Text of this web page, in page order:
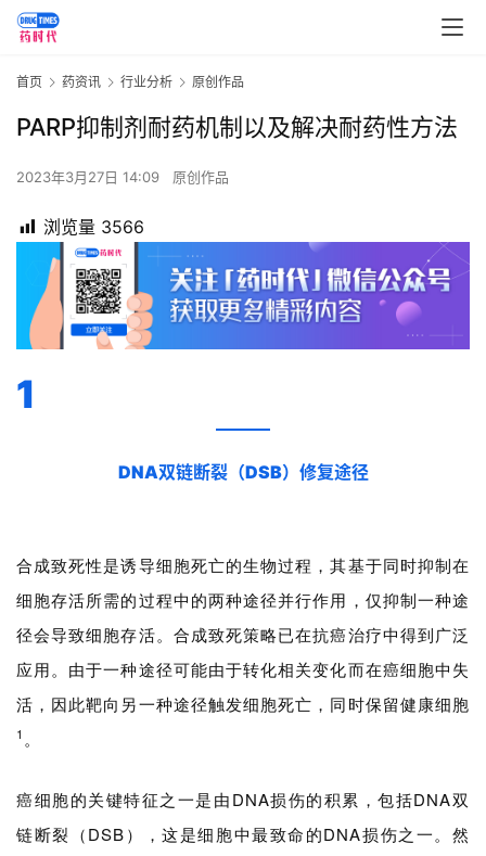
首页 药资讯 行业分析 原创作品
PARP抑制剂耐药机制以及解决耐药性方法
2023年3月27日 14:09 原创作品
浏览量 3566
1
DNA双链断裂（DSB）修复途径
合成致死性是诱导细胞死亡的生物过程，其基于同时抑制在
细胞存活所需的过程中的两种途径并行作用，仅抑制一种途
径会导致细胞存活。合成致死策略已在抗癌治疗中得到广泛
应用。由于一种途径可能由于转化相关变化而在癌细胞中失
活，因此靶向另一种途径触发细胞死亡，同时保留健康细胞
1 。
癌细胞的关键特征之一是由DNA损伤的积累，包括DNA双
链断裂（DSB），这是细胞中最致命的DNA损伤之一。然